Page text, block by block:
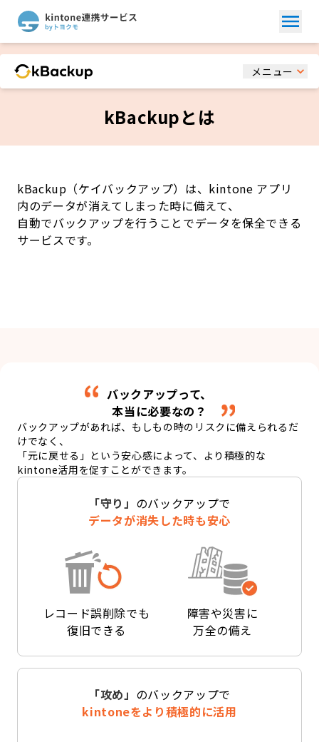
メニュー
kBackupとは
kBackup（ケイバックアップ）は、kintone アプリ
内のデータが消えてしまった時に備えて、
自動でバックアップを行うことでデータを保全できる
サービスです。
バックアップって、
本当に必要なの？
バックアップがあれば、もしもの時のリスクに備えられるだ
けでなく、
「元に戻せる」という安心感によって、より積極的な
kintone活用を促すことができます。
「守り」 のバックアップで
データが消失した時も安心
レコード誤削除でも
復旧できる
障害や災害に
万全の備え
「攻め」 のバックアップで
kintoneをより積極的に活用